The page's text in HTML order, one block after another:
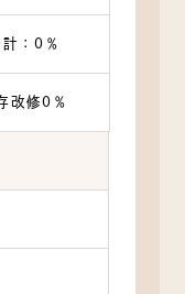
計：0％
改修0％